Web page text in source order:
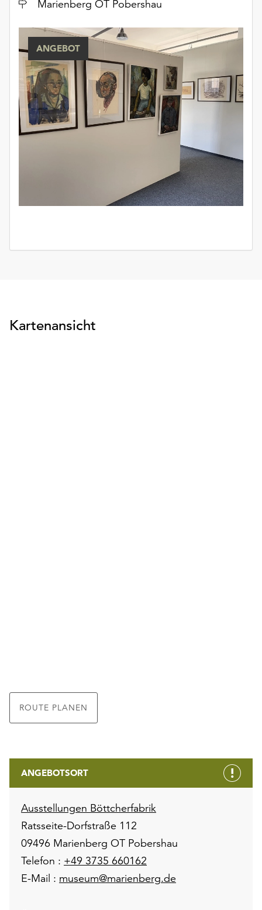
Ort Marienberg OT Pobershau
ANGEBOT
Kartenansicht
ROUTE PLANEN
ANGEBOTSORT
Ausstellungen Böttcherfabrik
Ratsseite-Dorfstraße 112
09496 Marienberg OT Pobershau
Telefon : +49 3735 660162
E-Mail : museum@marienberg.de